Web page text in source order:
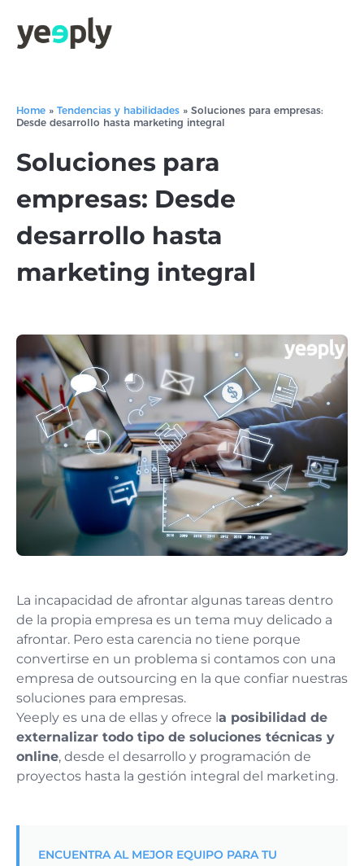
Home » Tendencias y habilidades » Soluciones para empresas:
Desde desarrollo hasta marketing integral
Soluciones para
empresas: Desde
desarrollo hasta
marketing integral
La incapacidad de afrontar algunas tareas dentro
de la propia empresa es un tema muy delicado a
afrontar. Pero esta carencia no tiene porque
convertirse en un problema si contamos con una
empresa de outsourcing en la que confiar nuestras
soluciones para empresas.
Yeeply es una de ellas y ofrece la posibilidad de
externalizar todo tipo de soluciones técnicas y
online, desde el desarrollo y programación de
proyectos hasta la gestión integral del marketing.
ENCUENTRA AL MEJOR EQUIPO PARA TU